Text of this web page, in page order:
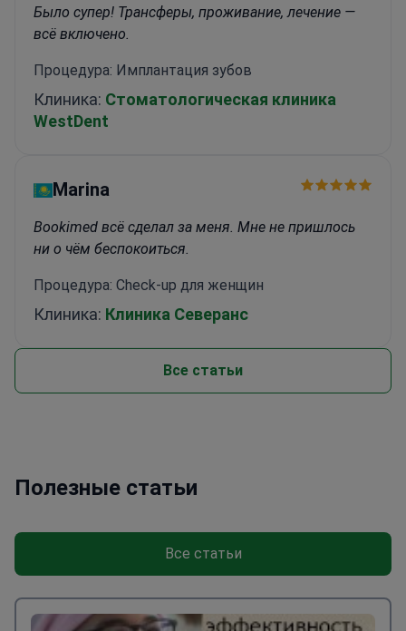
Было супер! Трансферы, проживание, лечение —
всё включено.
Процедура: Имплантация зубов
Клиника: Стоматологическая клиника
WestDent
Marina
Bookimed всё сделал за меня. Мне не пришлось
ни о чём беспокоиться.
Процедура: Check-up для женщин
Клиника: Клиника Северанс
Все статьи
Полезные статьи
Все статьи